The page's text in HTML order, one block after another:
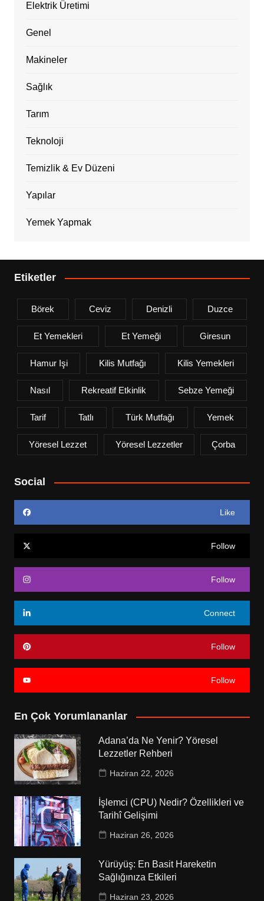
Elektrik Üretimi
Genel
Makineler
Sağlık
Tarım
Teknoloji
Temizlik & Ev Düzeni
Yapılar
Yemek Yapmak
Etiketler
Börek Ceviz Denizli Duzce
Et Yemekleri Et Yemeği Giresun
Hamur Işi Kilis Mutfağı Kilis Yemekleri
Nasıl Rekreatif Etkinlik Sebze Yemeği
Tarif Tatlı Türk Mutfağı Yemek
Yöresel Lezzet Yöresel Lezzetler Çorba
Social
Like
Follow
Follow
Connect
Follow
Follow
En Çok Yorumlananlar
Adana’da Ne Yenir? Yöresel
Lezzetler Rehberi
Haziran 22, 2026
İşlemci (CPU) Nedir? Özellikleri ve
Tarihî Gelişimi
Haziran 26, 2026
Yürüyüş: En Basit Hareketin
Sağlığınıza Etkileri
Haziran 23, 2026